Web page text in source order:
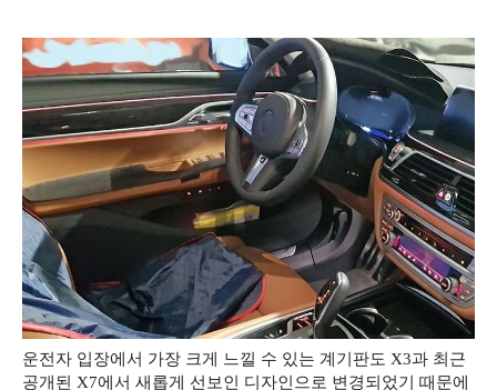
운전자 입장에서 가장 크게 느낄 수 있는 계기판도 X3과 최근
공개된 X7에서 새롭게 선보인 디자인으로 변경되었기 때문에